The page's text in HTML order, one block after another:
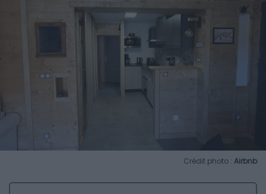
Crédit photo : Airbnb